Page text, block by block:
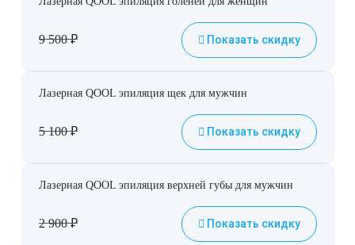
9 500₽ Показать скидку
Лазерная QOOL эпиляция щек для мужчин
5 100₽ Показать скидку
Лазерная QOOL эпиляция верхней губы для мужчин
2 900₽ Показать скидку